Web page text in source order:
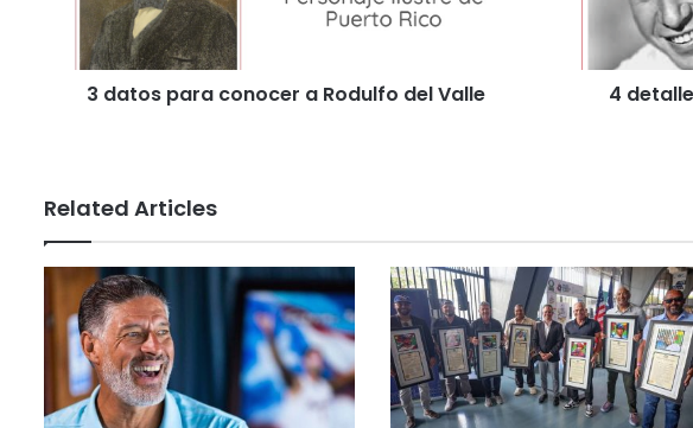
3 datos para conocer a Rodulfo del Valle
4
Related Articles